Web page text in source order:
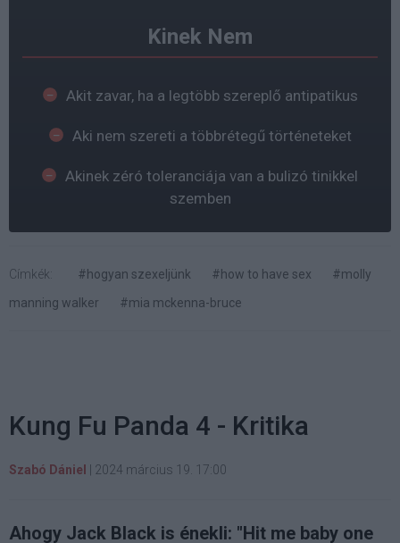
Kinek Nem
Akit zavar, ha a legtöbb szereplő antipatikus
Aki nem szereti a többrétegű történeteket
Akinek zéró toleranciája van a bulizó tinikkel
szemben
Címkék: #hogyan szexeljünk #how to have sex
#molly
manning walker
#mia mckenna-bruce
Kung Fu Panda 4 - Kritika
Szabó Dániel 2024 március 19. 17:00
Ahogy Jack Black is énekli: "Hit me baby one